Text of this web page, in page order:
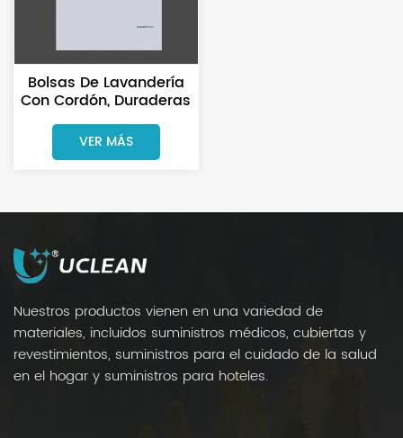
Bolsas De Lavandería
Con Cordón, Duraderas
Y Personalizadas Con
Impresión, Para
Huéspedes De Hotel.
VER MÁS
Nuestros productos vienen en una variedad de
materiales, incluidos suministros médicos, cubiertas y
revestimientos, suministros para el cuidado de la salud
en el hogar y suministros para hoteles.